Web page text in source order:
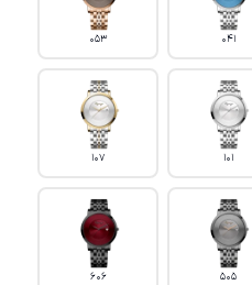
041
053
101
107
505
606